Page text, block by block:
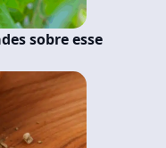
sobre esse